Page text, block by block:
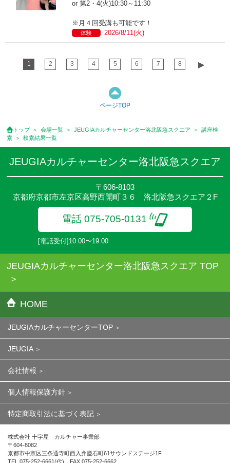
or 第2・4(火)10:30～11:30
※月４回受講も可能です！
体験 2026/8/11(火)
1 2 3 4 5 6 7 8 ▶︎
ページTOP
トップ 会場一覧 JEUGIAカルチャーセンター洛北阪急スクエア
講座検
索
検索結果一覧
JEUGIAカルチャーセンター洛北阪急スクエア
〒606-8103
京都府京都市左京区高野西開町３６ 洛北阪急スクエア２F
電話 075-705-0131
[電話受付]10:00〜19:00
JEUGIAカルチャーセンター洛北阪急スクエア TOP
HOME
JEUGIAカルチャーセンターTOP
JEUGIA
会社情報
個人情報保護方針
特定商取引法に基づく表記
株式会社 十字屋 カルチャー事業部
〒604-8082
京都市中京区三条通寺町西入弁慶石町61サウンドステージ1F
TEL.075-252-6661(代) FAX.075-252-6662